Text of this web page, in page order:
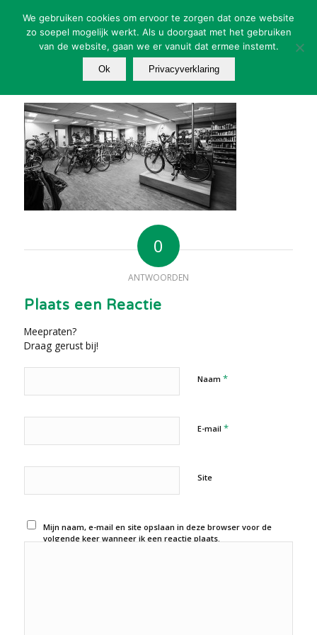
0
ANTWOORDEN
Plaats een Reactie
Meepraten?
Draag gerust bij!
Naam *
E-mail *
Site
Mijn naam, e-mail en site opslaan in deze browser voor de
volgende keer wanneer ik een reactie plaats.
We gebruiken cookies om ervoor te zorgen dat onze website
zo soepel mogelijk werkt. Als u doorgaat met het gebruiken
van de website, gaan we er vanuit dat ermee instemt.
Ok Privacyverklaring